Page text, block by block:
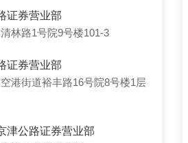
证券营业部
林路1号院9号楼101-3
证券营业部
港街道裕丰路16号院8号楼1层
津公路证券营业部